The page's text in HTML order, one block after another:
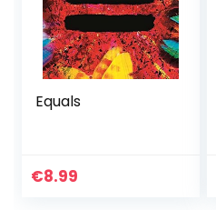
Equals
€8.99